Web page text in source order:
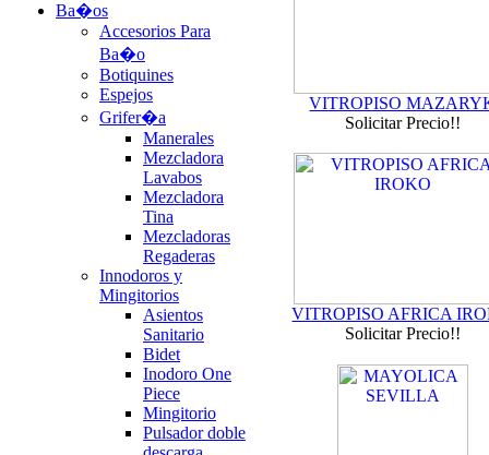
Ba�os
Accesorios Para
Ba�o
Botiquines
Espejos
Grifer�a
Manerales
Mezcladora
Lavabos
Mezcladora
Tina
Mezcladoras
Regaderas
Innodoros y
Mingitorios
Asientos
Sanitario
Bidet
Inodoro One
Piece
Mingitorio
Pulsador doble
VITROPISO
Solicitar Precio!!
VITROPISO AFRICA
Solicitar Precio!!